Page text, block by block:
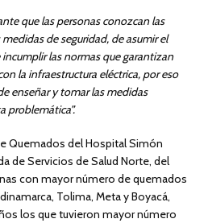
que las personas conozcan las
de seguridad, de asumir el
las normas que garantizan
la infraestructura eléctrica, por eso
enseñar y tomar las medidas
problemática”.
Quemados del Hospital Simón
de Servicios de Salud Norte, del
con mayor número de quemados
Tolima, Meta y Boyacá,
los que tuvieron mayor número